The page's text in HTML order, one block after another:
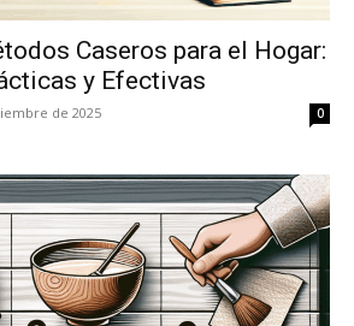
Caseros para el Hogar:
y Efectivas
de 2025 0